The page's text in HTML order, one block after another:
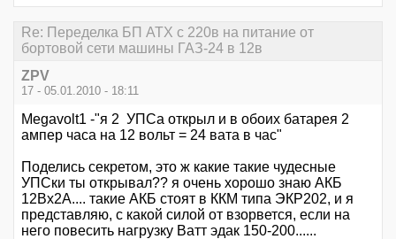
Re: Переделка БП ATX с 220в на питание от
бортовой сети машины ГАЗ-24 в 12в
ZPV
17 - 05.01.2010 - 18:11
Megavolt1 -"я 2 УПСа открыл и в обоих батарея 2
ампер часа на 12 вольт = 24 вата в час"
Поделись секретом, это ж какие такие чудесные
УПСки ты открывал?? я очень хорошо знаю АКБ
12Вх2А.... такие АКБ стоят в ККМ типа ЭКР202, и я
представляю, с какой силой от взорвется, если на
него повесить нагрузку Ватт эдак 150-200......